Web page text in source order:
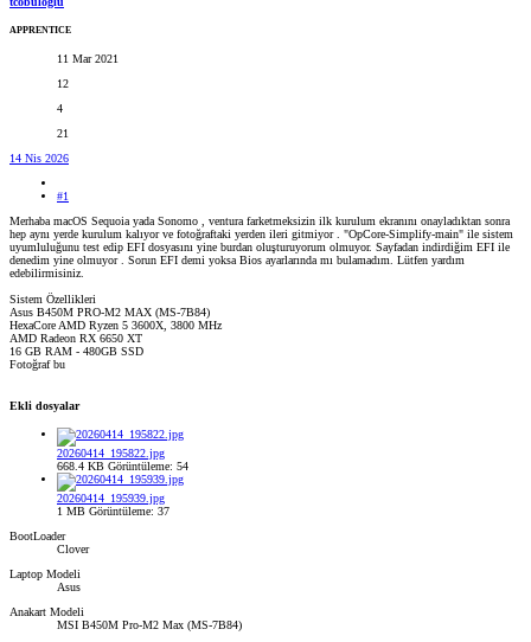
APPRENTICE
11 Mar 2021
12
4
21
14 Nis 2026
#1
Merhaba macOS Sequoia yada Sonomo , ventura farketmeksizin ilk kurulum ekranını onayladıktan sonra
hep aynı yerde kurulum kalıyor ve fotoğraftaki yerden ileri gitmiyor . "OpCore-Simplify-main" ile sistem
uyumluluğunu test edip EFI dosyasını yine burdan oluşturuyorum olmuyor. Sayfadan indirdiğim EFI ile
denedim yine olmuyor . Sorun EFI demi yoksa Bios ayarlarında mı bulamadım. Lütfen yardım
edebilirmisiniz.
Sistem Özellikleri
Asus B450M PRO-M2 MAX (MS-7B84)
HexaCore AMD Ryzen 5 3600X, 3800 MHz
AMD Radeon RX 6650 XT
16 GB RAM - 480GB SSD
Fotoğraf bu
Ekli dosyalar
20260414_195822.jpg
668.4 KB Görüntüleme: 54
20260414_195939.jpg
1 MB Görüntüleme: 37
BootLoader
Clover
Laptop Modeli
Asus
Anakart Modeli
MSI B450M Pro-M2 Max (MS-7B84)